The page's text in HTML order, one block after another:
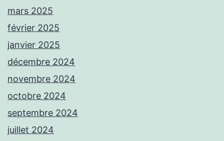
mars 2025
février 2025
janvier 2025
décembre 2024
novembre 2024
octobre 2024
septembre 2024
juillet 2024